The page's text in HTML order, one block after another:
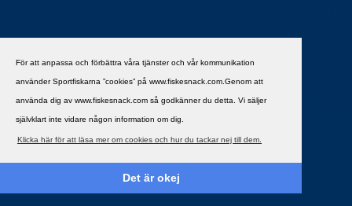
För att anpassa och förbättra våra tjänster och vår kommunikation
använder Sportfiskarna ”cookies” på www.fiskesnack.com.Genom att
använda dig av www.fiskesnack.com så godkänner du detta. Vi säljer
självklart inte vidare någon information om dig.
Klicka här för att läsa mer om cookies och hur du tackar nej till dem.
Det är okej